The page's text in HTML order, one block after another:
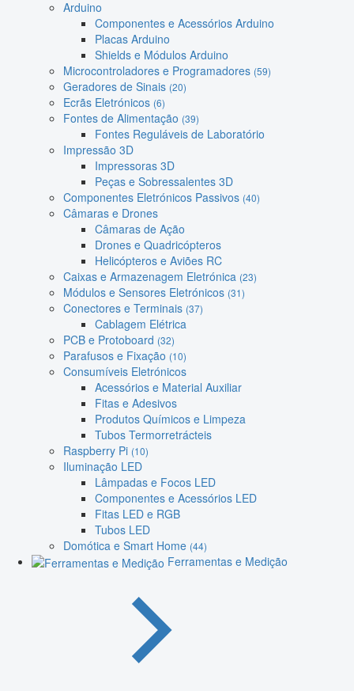
Arduino
Componentes e Acessórios Arduino
Placas Arduino
Shields e Módulos Arduino
Microcontroladores e Programadores (59)
Geradores de Sinais (20)
Ecrãs Eletrónicos (6)
Fontes de Alimentação (39)
Fontes Reguláveis de Laboratório
Impressão 3D
Impressoras 3D
Peças e Sobressalentes 3D
Componentes Eletrónicos Passivos (40)
Câmaras e Drones
Câmaras de Ação
Drones e Quadricópteros
Helicópteros e Aviões RC
Caixas e Armazenagem Eletrónica (23)
Módulos e Sensores Eletrónicos (31)
Conectores e Terminais (37)
Cablagem Elétrica
PCB e Protoboard (32)
Parafusos e Fixação (10)
Consumíveis Eletrónicos
Acessórios e Material Auxiliar
Fitas e Adesivos
Produtos Químicos e Limpeza
Tubos Termorretrácteis
Raspberry Pi (10)
Iluminação LED
Lâmpadas e Focos LED
Componentes e Acessórios LED
Fitas LED e RGB
Tubos LED
Domótica e Smart Home (44)
Ferramentas e Medição